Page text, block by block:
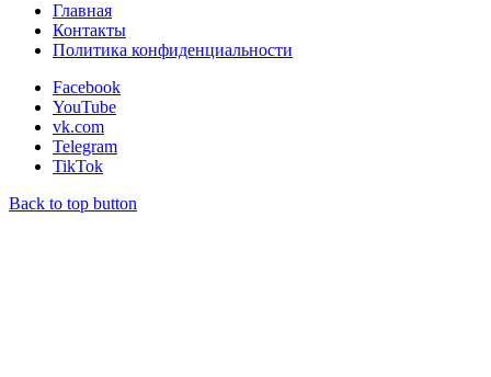
Главная
Контакты
Политика конфиденциальности
Facebook
YouTube
vk.com
Telegram
TikTok
Back to top button